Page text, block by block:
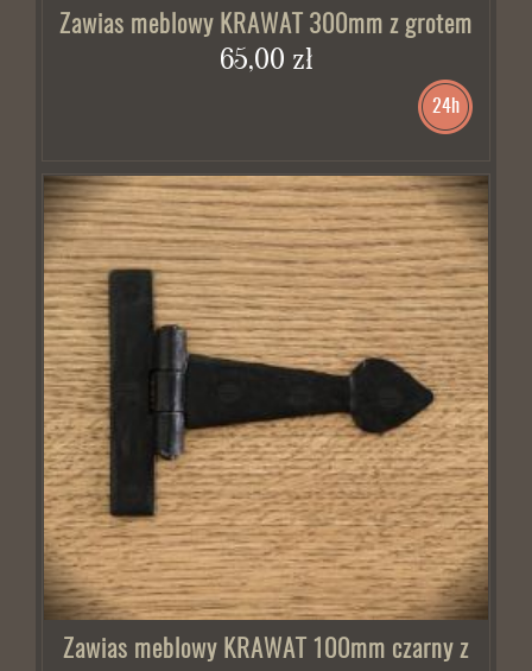
Zawias meblowy KRAWAT 300mm z grotem
65,00 zł
24h
Zawias meblowy KRAWAT 100mm czarny z